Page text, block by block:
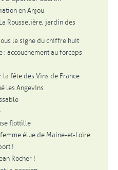
en Anjou
Rousselière, jardin des
le signe du chiffre huit
accouchement au forceps
fête des Vins de France
les Angevins
flottille
élue de Maine-et-Loire
!
Rocher !